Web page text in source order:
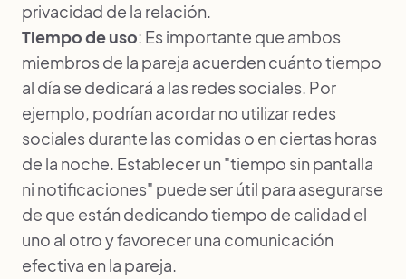
privacidad de la relación.
Tiempo de uso: Es importante que ambos
miembros de la pareja acuerden cuánto tiempo
al día se dedicará a las redes sociales. Por
ejemplo, podrían acordar no utilizar redes
sociales durante las comidas o en ciertas horas
de la noche. Establecer un "tiempo sin pantalla
ni notificaciones" puede ser útil para asegurarse
de que están dedicando tiempo de calidad el
uno al otro yfavorecer una comunicación
efectiva en la pareja.